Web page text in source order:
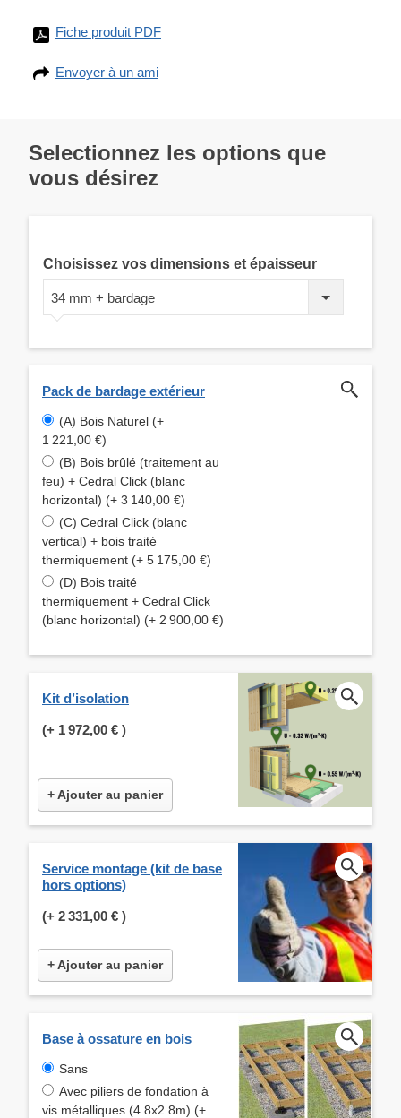
Fiche produit PDF
Envoyer à un ami
Selectionnez les options que
vous désirez
Choisissez vos dimensions et épaisseur
34 mm + bardage
Pack de bardage extérieur
(A) Bois Naturel (+
1 221,00 €)
(B) Bois brûlé (traitement au
feu) + Cedral Click (blanc
horizontal) (+ 3 140,00 €)
(C) Cedral Click (blanc
vertical) + bois traité
thermiquement (+ 5 175,00 €)
(D) Bois traité
thermiquement + Cedral Click
(blanc horizontal) (+ 2 900,00 €)
Kit d’isolation
(+ 1 972,00 € )
+ Ajouter au panier
Service montage (kit de base
hors options)
(+ 2 331,00 € )
+ Ajouter au panier
Base à ossature en bois
Sans
Avec piliers de fondation à
vis métalliques (4.8x2.8m) (+